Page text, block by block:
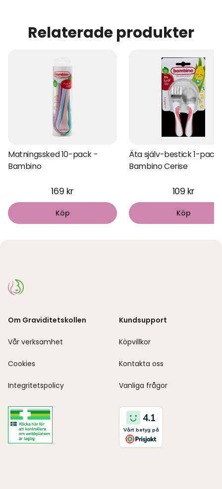
Relaterade produkter
Matningssked 10-pack -
Bambino
169 kr
Köp
Äta själv-bestick 1-pack
Bambino Cerise
109 kr
Köp
Om Graviditetskollen
Vår verksamhet
Cookies
Integritetspolicy
Kundsupport
Köpvillkor
Kontakta oss
Vanliga frågor